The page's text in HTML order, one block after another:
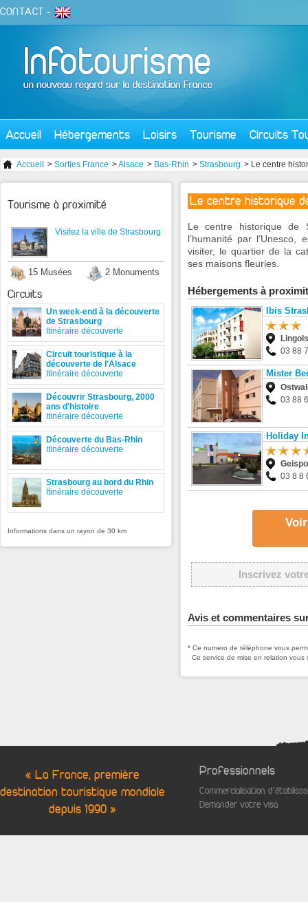
CONTACT -
Accueil Hébergements Loisirs Tourisme Circuits
Accueil > Sorties France >Alsace > Bas-Rhin > Strasbourg > Le centre
Le centre historique
Le centre historique de
l’humanité par
visiter, le quartier de la
ses maisons fleuries.
Hébergements à
Ibis
03 88
Mister
03 88
Holiday
03 8 8
Inscrivez
Avis et commentaires
* Ce numero de téléphone vous
Ce service de mise en relation
Tourisme à proximité
Visitez la ville de Strasbourg
15 Musées 2 Monuments
Circuits
Un week-end à la découverte
de Strasbourg
Itinéraire découverte
Circuit touristique à la
découverte de l'Alsace
Itinéraire découverte
Découvrir Strasbourg, 2000
ans d'histoire
Itinéraire découverte
Découverte du Bas-Rhin
Itinéraire découverte
Strasbourg au bord du Rhin
Itinéraire découverte
Informations dans un rayon de 30 km
« La France, première
destination touristique mondiale
depuis 1990 »
Professionnels
Commercialisation
Demander votre visa